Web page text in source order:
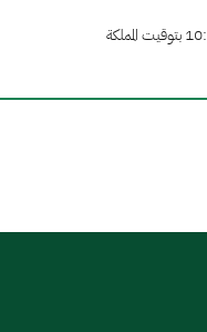
تاريخ آخر تعديل 14/12/2025 - 10:12 بتوقيت المملكة